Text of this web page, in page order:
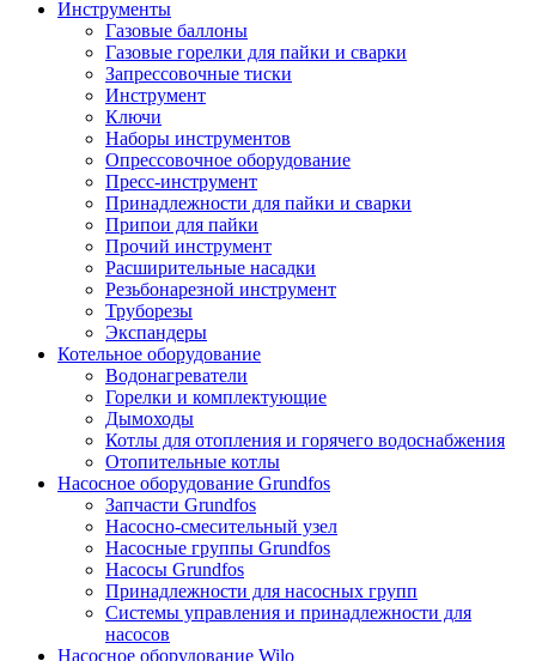
Инструменты
Газовые баллоны
Газовые горелки для пайки и сварки
Запрессовочные тиски
Инструмент
Ключи
Наборы инструментов
Опрессовочное оборудование
Пресс-инструмент
Принадлежности для пайки и сварки
Припои для пайки
Прочий инструмент
Расширительные насадки
Резьбонарезной инструмент
Труборезы
Экспандеры
Котельное оборудование
Водонагреватели
Горелки и комплектующие
Дымоходы
Котлы для отопления и горячего водоснабжения
Отопительные котлы
Насосное оборудование Grundfos
Запчасти Grundfos
Насосно-смесительный узел
Насосные группы Grundfos
Насосы Grundfos
Принадлежности для насосных групп
Системы управления и принадлежности для
насосов
Насосное оборудование Wilo